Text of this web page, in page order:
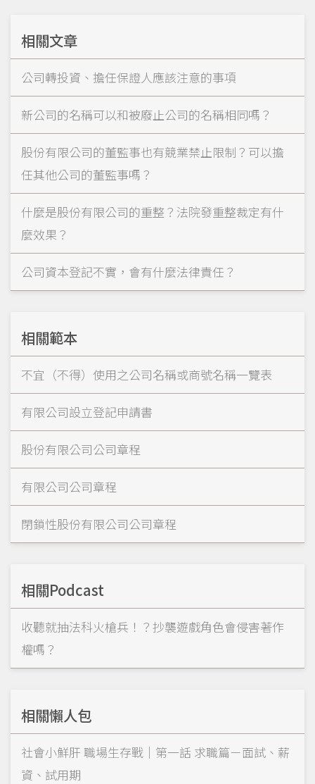
相關文章
公司轉投資、擔任保證人應該注意的事項
新公司的名稱可以和被廢止公司的名稱相同嗎？
股份有限公司的董監事也有競業禁止限制？可以擔
任其他公司的董監事嗎？
什麼是股份有限公司的重整？法院發重整裁定有什
麼效果？
公司資本登記不實，會有什麼法律責任？
相關範本
不宜（不得）使用之公司名稱或商號名稱一覽表
有限公司設立登記申請書
股份有限公司公司章程
有限公司公司章程
閉鎖性股份有限公司公司章程
相關Podcast
收聽就抽法科火槍兵！？抄襲遊戲角色會侵害著作
權嗎？
相關懶人包
社會小鮮肝 職場生存戰｜第一話 求職篇－面試、薪
資、試用期